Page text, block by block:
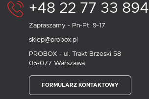
+48 22 77 33 894
Zapraszamy - Pn-Pt: 9-17
sklep@probox.pl
PROBOX - ul. Trakt Brzeski 58
05-077 Warszawa
FORMULARZ KONTAKTOWY